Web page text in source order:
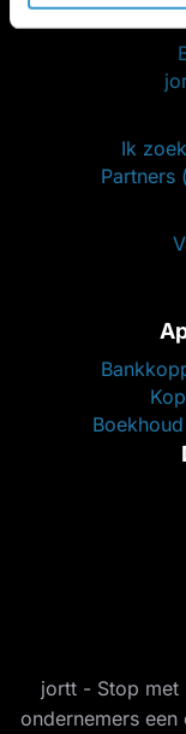
Ik
Partners
jortt - Stop met
ondernemers een